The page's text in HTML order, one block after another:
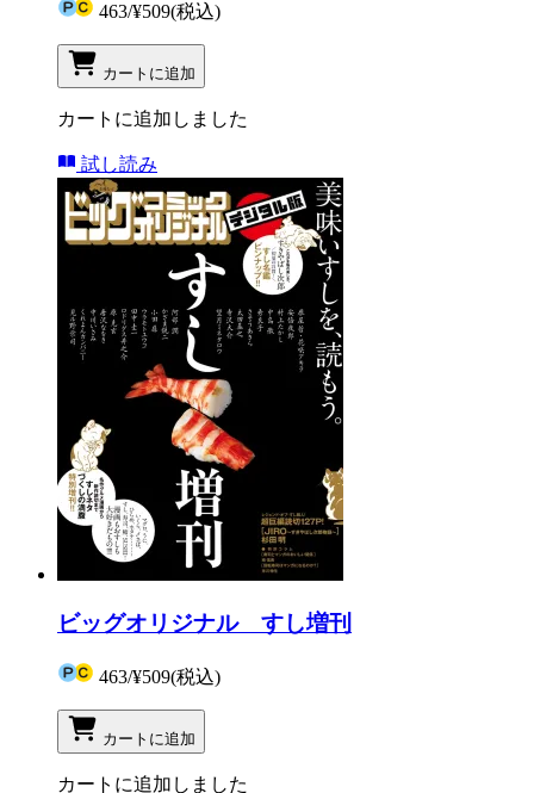
463/¥509(税込)
カートに追加
カートに追加しました
試し読み
ビッグオリジナル すし増刊
463/¥509(税込)
カートに追加
カートに追加しました